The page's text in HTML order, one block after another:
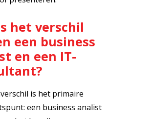
het verschil
een business
en een IT-
is het primaire
een business analist